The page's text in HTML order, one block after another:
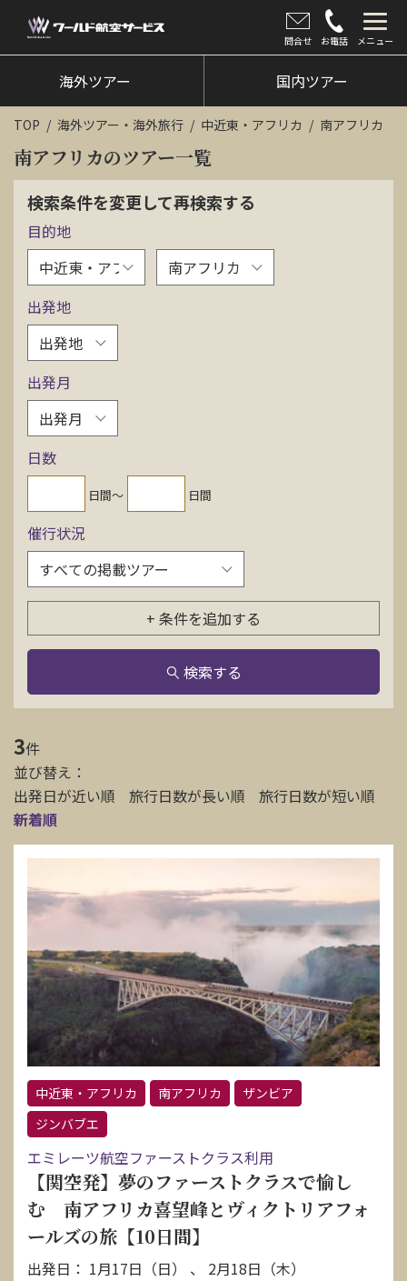
問合せ お電話 メニュー
海外ツアー
国内ツアー
クルーズツアー
ツアー催行状況
旅のひろば
イベント
新着情報
会社情報
資料請求
電話にてお問い合わせ
検索
海外ツアー 国内ツアー
TOP 海外ツアー・海外旅行 中近東・アフリカ 南アフリカ
南アフリカのツアー一覧
検索条件を変更して再検索する
目的地
出発地
出発月
日数
日間〜 日間
催行状況
+ 条件を追加する
検索する
3件
並び替え：
出発日が近い順
旅行日数が長い順
旅行日数が短い順
新着順
中近東・アフリカ 南アフリカ
ザンビア
ジンバブエ
エミレーツ航空ファーストクラス利用
【関空発】夢のファーストクラスで愉し
む 南アフリカ喜望峰とヴィクトリアフォ
ールズの旅【10日間】
出発日： 1月17日（日） 、 2月18日（木）